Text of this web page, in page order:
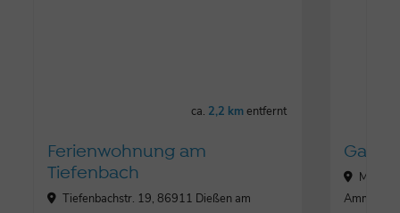
ca. 2,2 kmentfernt
Ferienwohnung am
Tiefenbach
Tiefenbachstr. 19, 86911 Dießen am
Ammersee